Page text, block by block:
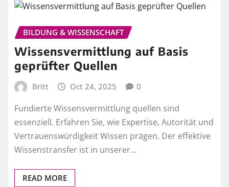
BILDUNG & WISSENSCHAFT
Wissensvermittlung auf Basis
geprüfter Quellen
Britt Oct 24, 2025 0
Fundierte Wissensvermittlung quellen sind
essenziell. Erfahren Sie, wie Expertise, Autorität und
Vertrauenswürdigkeit Wissen prägen. Der effektive
Wissenstransfer ist in unserer…
READ MORE